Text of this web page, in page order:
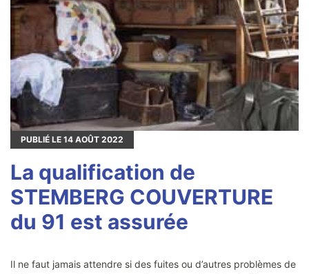
PUBLIÉ LE 14 AOÛT 2022
La qualification de
STEMBERG COUVERTURE
du 91 est assurée
Il ne faut jamais attendre si des fuites ou d’autres problèmes de